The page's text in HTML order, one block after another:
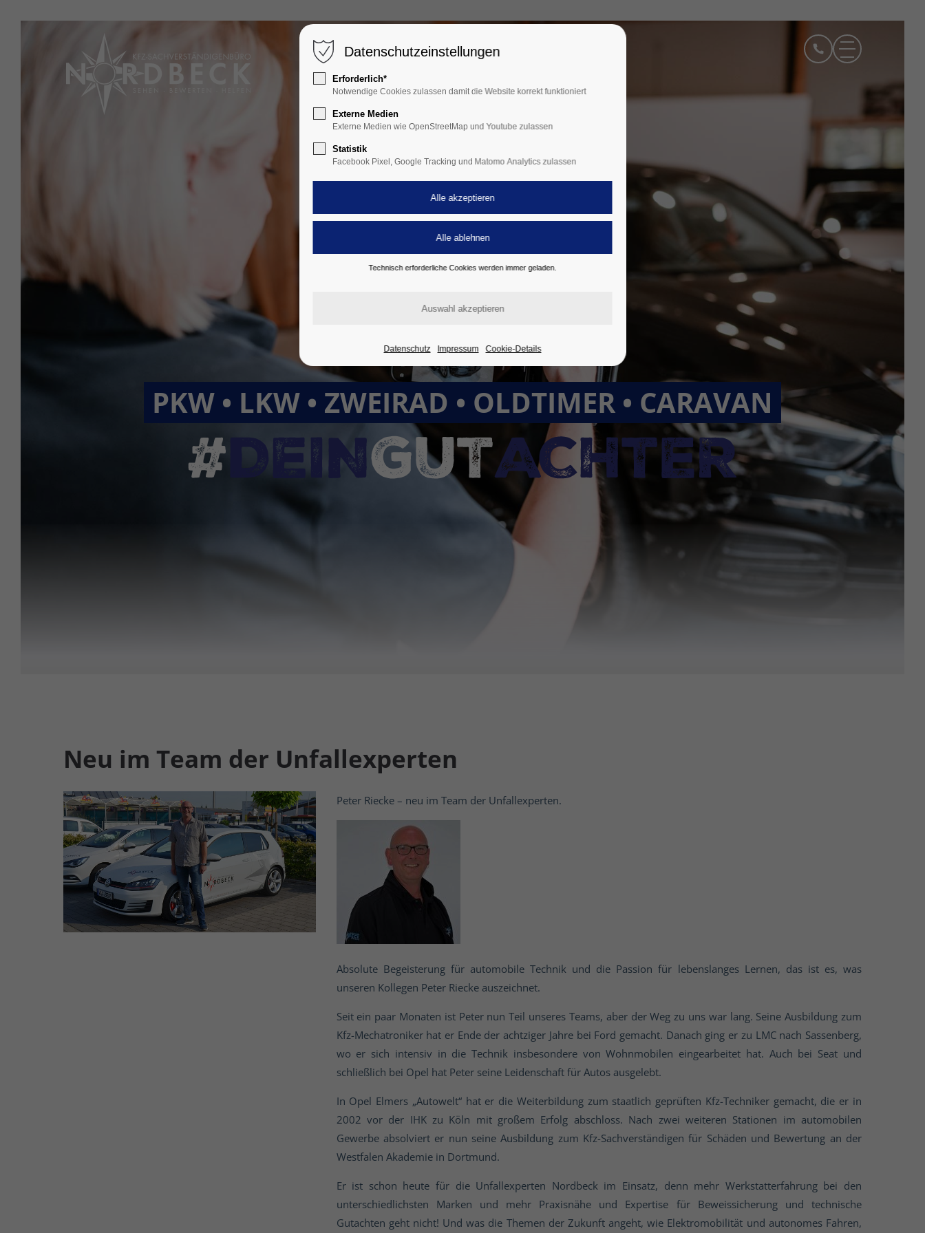
PKW • LKW • ZWEIRAD • OLDTIMER • CARAVAN
Neu im Team der Unfallexperten
Peter Riecke – neu im Team der Unfallexperten.
Absolute Begeisterung für automobile Technik und die Passion für lebenslanges Lernen, das ist es, was
unseren Kollegen Peter Riecke auszeichnet.
Seit ein paar Monaten ist Peter nun Teil unseres Teams, aber der Weg zu uns war lang. Seine Ausbildung zum
Kfz-Mechatroniker hat er Ende der achtziger Jahre bei Ford gemacht. Danach ging er zu LMC nach Sassenberg,
wo er sich intensiv in die Technik insbesondere von Wohnmobilen eingearbeitet hat. Auch bei Seat und
schließlich bei Opel hat Peter seine Leidenschaft für Autos ausgelebt.
In Opel Elmers „Autowelt“ hat er die Weiterbildung zum staatlich geprüften Kfz-Techniker gemacht, die er in
2002 vor der IHK zu Köln mit großem Erfolg abschloss. Nach zwei weiteren Stationen im automobilen
Gewerbe absolviert er nun seine Ausbildung zum Kfz-Sachverständigen für Schäden und Bewertung an der
Westfalen Akademie in Dortmund.
Er ist schon heute für die Unfallexperten Nordbeck im Einsatz, denn mehr Werkstatterfahrung bei den
unterschiedlichsten Marken und mehr Praxisnähe und Expertise für Beweissicherung und technische
Gutachten geht nicht! Und was die Themen der Zukunft angeht, wie Elektromobilität und autonomes Fahren,
Datenschutzeinstellungen
Erforderlich*
Notwendige Cookies zulassen damit die Website korrekt funktioniert
Externe Medien
Externe Medien wie OpenStreetMap und Youtube zulassen
Statistik
Facebook Pixel, Google Tracking und Matomo Analytics zulassen
Technisch erforderliche Cookies werden immer geladen.
Datenschutz Impressum Cookie-Details